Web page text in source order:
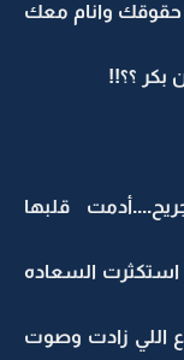
حقوقك وانام معك
بكر ؟؟!!
قلبها
استكثرت السعاده
اللي زادت وصوت